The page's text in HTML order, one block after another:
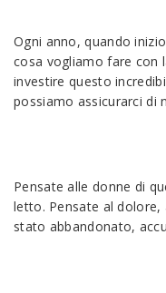
Ogni anno, quando
cosa vogliamo fare con
investire questo
possiamo assicurarci di
Pensate alle donne di
letto. Pensate al
stato abbandonato,